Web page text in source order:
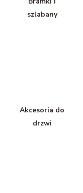
szlabany
Akcesoria do
drzwi